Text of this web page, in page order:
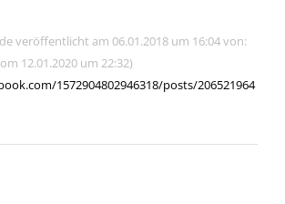
veröffentlicht am 06.01.2018 um 16:04 von:
12.01.2020 um 22:32)
1572904802946318/posts/206521964